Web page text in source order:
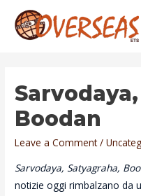
content
Boodan
Leave a Comment /
Sarvodaya, Satyagraha,
notizie oggi rimbalzano da